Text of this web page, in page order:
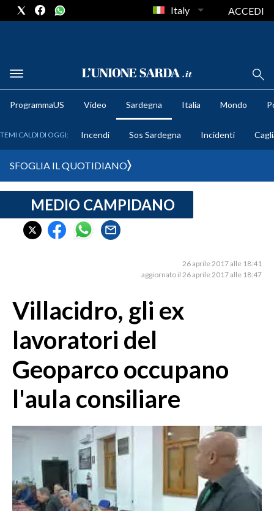
METEO
CRONACA SARDEGNA
CAGLIARI
SASSARI E PROVINCIA
GALLURA
OGLIASTRA
AGENDA
ITALIA
MONDO
POLITICA
Italy ACCEDI
ProgrammaUS Video Sardegna Italia Mondo
TEMI CALDI DI OGGI: Incendi Sos Sardegna Incidenti
SFOGLIA IL QUOTIDIANO
MEDIO CAMPIDANO
26 aprile 2017 alle 18:41
aggiornato il 26 aprile 2017 alle 18:47
Villacidro, gli ex
lavoratori del
Geoparco occupano
l'aula consiliare